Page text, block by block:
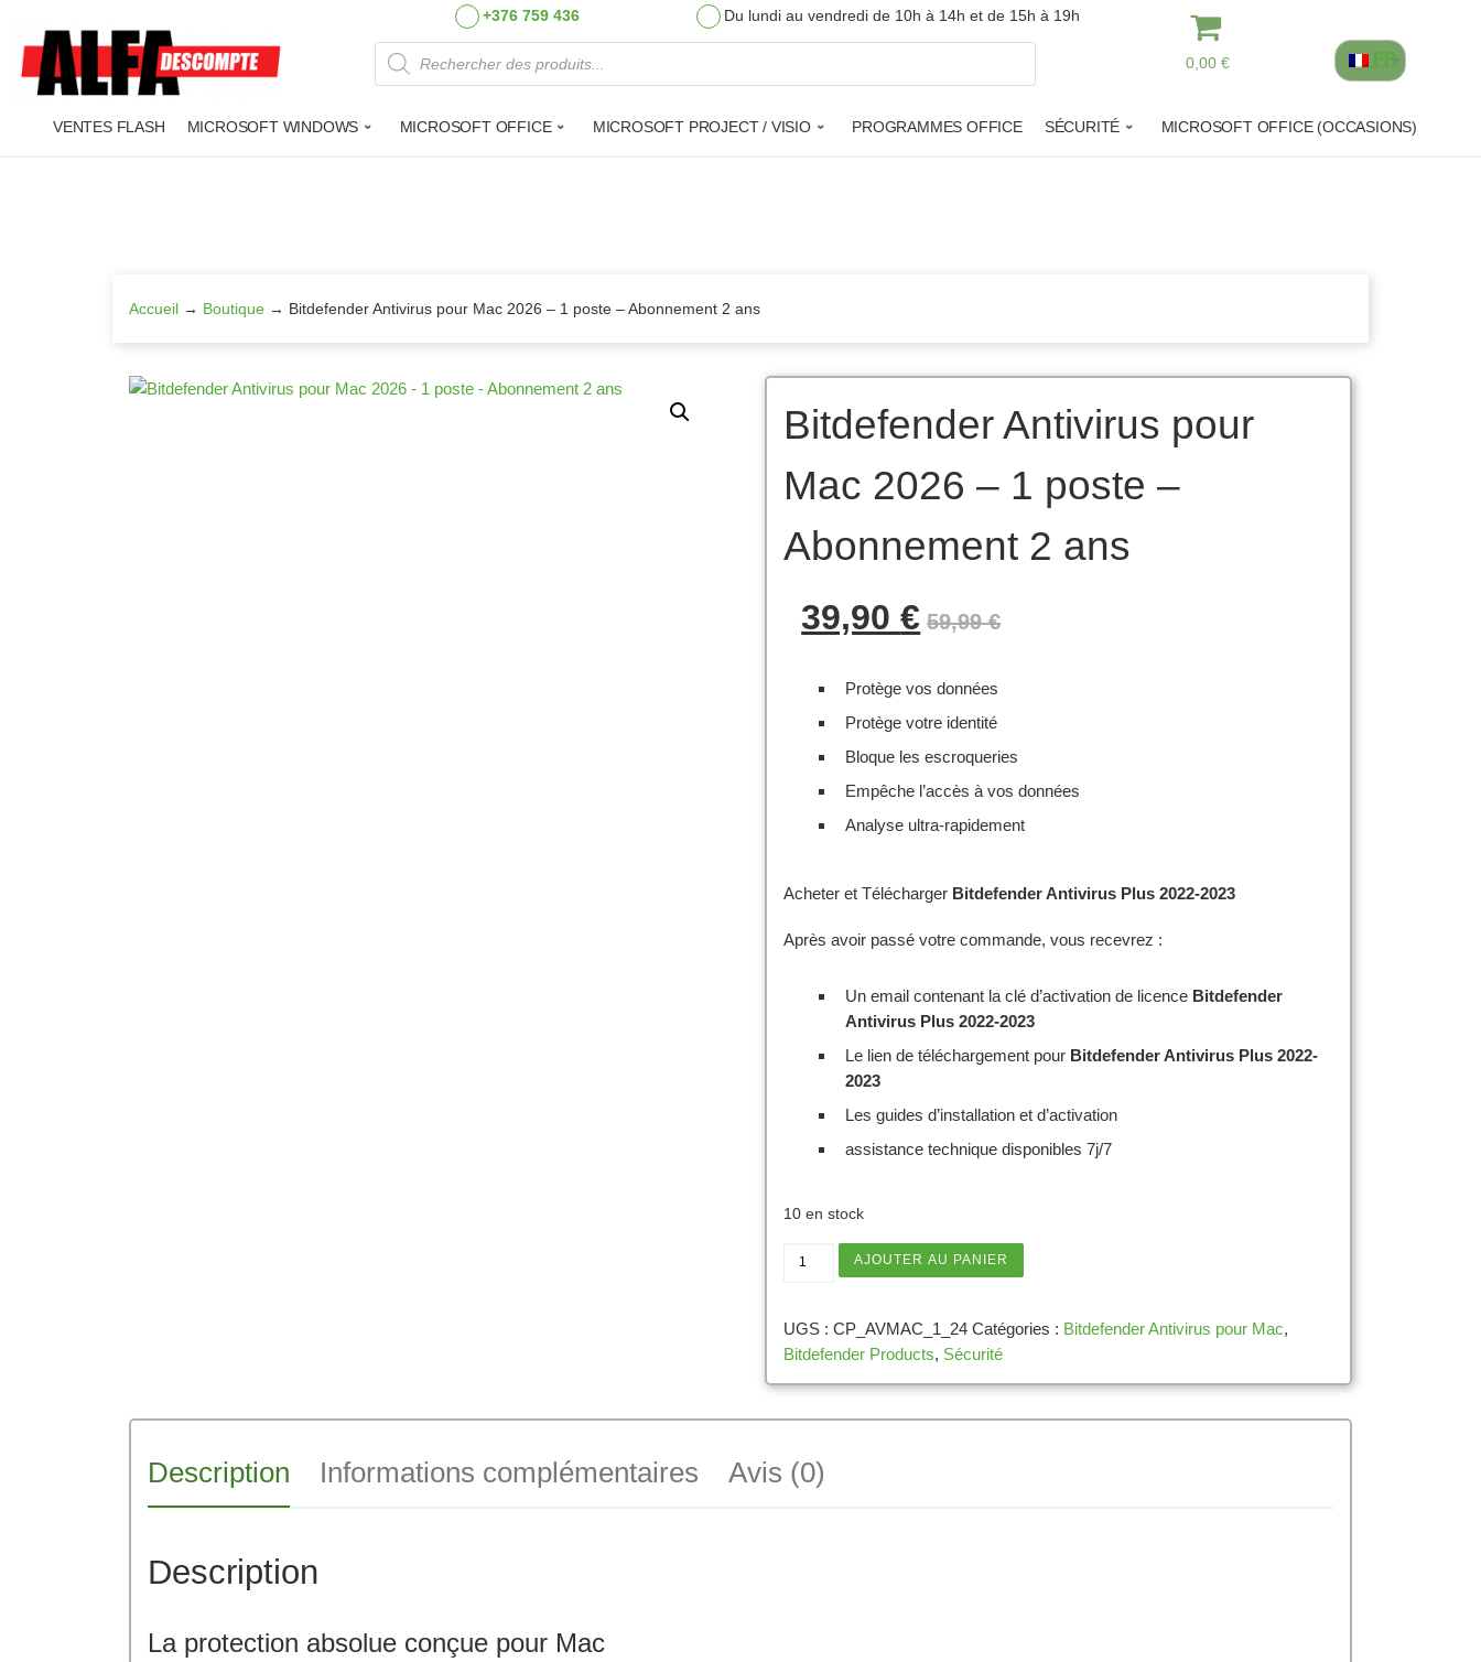
+376 759 436 Du lundi au vendredi de 10h à 14h et de 15h à 19h
Recherche de produits
0,00 € FR
VENTES FLASH MICROSOFT WINDOWS MICROSOFT OFFICE MICROSOFT PROJECT / VISIO PROGRAMMES OFFICE SÉCURITÉ MICROSOFT OFFICE (OCCASIONS)
Accueil → Boutique → Bitdefender Antivirus pour Mac 2026 – 1 poste – Abonnement 2 ans
Bitdefender Antivirus pour
Mac 2026 – 1 poste –
Abonnement 2 ans
59,99€
Le prix initial était : 59,99 €.
39,90€ Le prix actuel est : 39,90 €.
Protège vos données
Protège votre identité
Bloque les escroqueries
Empêche l’accès à vos données
Analyse ultra-rapidement
Acheter et Télécharger Bitdefender Antivirus Plus 2022-2023
Après avoir passé votre commande, vous recevrez :
Un email contenant la clé d’activation de licence Bitdefender
Antivirus Plus 2022-2023
Le lien de téléchargement pour Bitdefender Antivirus Plus 2022-
2023
Les guides d’installation et d’activation
assistance technique disponibles 7j/7
10 en stock
quantité de Bitdefender Antivirus pour Mac 2026 - 1 poste - Abonnement 2 ans
AJOUTER AU PANIER
UGS :CP_AVMAC_1_24 Catégories : Bitdefender Antivirus pour Mac,
Bitdefender Products, Sécurité
Description Informations complémentaires Avis (0)
Description
La protection absolue conçue pour Mac